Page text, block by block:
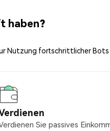
haben?
Nutzung fortschrittlicher
Sie passives